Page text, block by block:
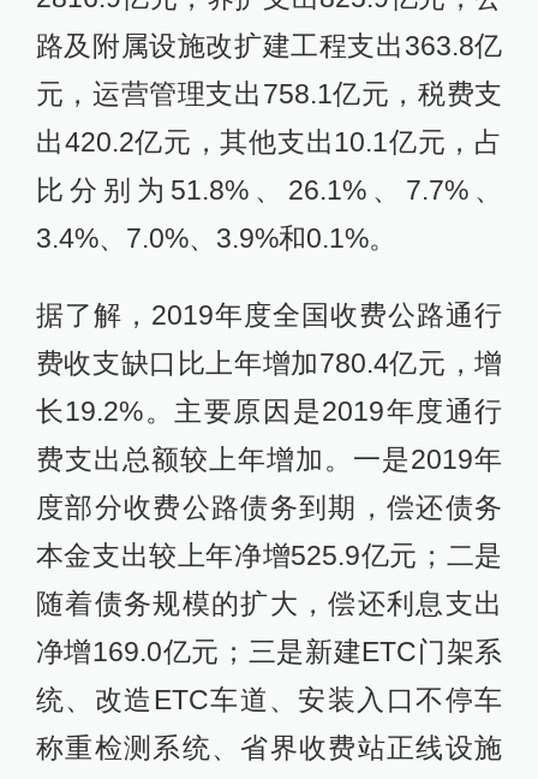
路及附属设施改扩建工程支出363.8亿
元，运营管理支出758.1亿元，税费支
出420.2亿元，其他支出10.1亿元，占
比分别为51.8%、26.1%、7.7%、
3.4%、7.0%、3.9%和0.1%。
据了解，2019年度全国收费公路通行
费收支缺口比上年增加780.4亿元，增
长19.2%。主要原因是2019年度通行
费支出总额较上年增加。一是2019年
度部分收费公路债务到期，偿还债务
本金支出较上年净增525.9亿元；二是
随着债务规模的扩大，偿还利息支出
净增169.0亿元；三是新建ETC门架系
统、改造ETC车道、安装入口不停车
称重检测系统、省界收费站正线设施